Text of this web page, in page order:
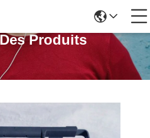
Produits